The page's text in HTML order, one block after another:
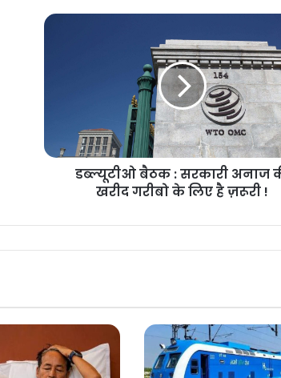
डब्ल्यूटीओ बैठक : सरकारी अनाज
खरीद गरीबो के लिए है ज़रूरी !